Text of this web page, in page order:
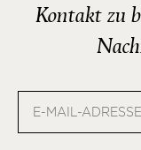
Kontakt zu
Mail-